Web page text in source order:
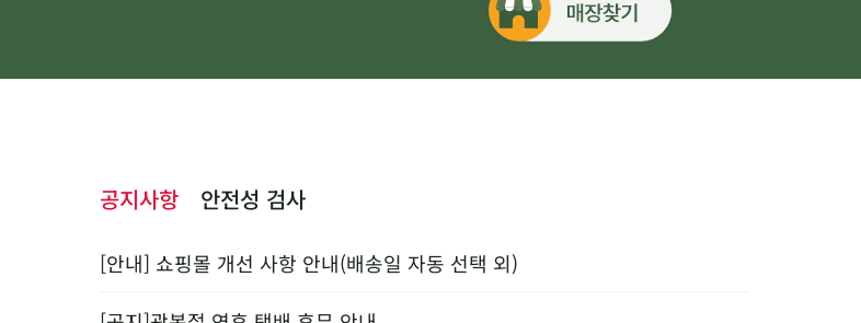
공지사항 안전성 검사
[안내] 쇼핑몰 개선 사항 안내(배송일 자동 선택 외)